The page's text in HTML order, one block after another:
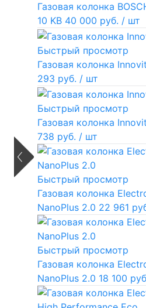
Газовая колонка
10 KB 40 000 руб. / шт
Быстрый просмотр
Газовая колонка
293 руб. / шт
Быстрый просмотр
Газовая колонка
738 руб. / шт
Быстрый просмотр
Газовая колонка
NanoPlus 2.0 22 961
Быстрый просмотр
Газовая колонка
NanoPlus 2.0 18 100